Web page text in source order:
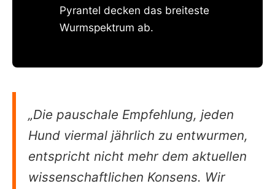
Pyrantel decken das breiteste
Wurmspektrum ab.
„Die pauschale Empfehlung, jeden
Hund viermal jährlich zu entwurmen,
entspricht nicht mehr dem aktuellen
wissenschaftlichen Konsens. Wir